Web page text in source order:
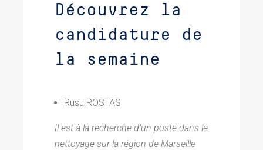
Découvrez la
candidature de
la semaine
Rusu ROSTAS
Il est à la recherche d’un poste dans le
nettoyage sur la région de Marseille